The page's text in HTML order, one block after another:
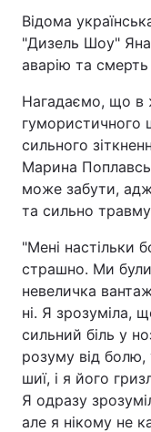
Відома
"Дизель Шоу"
аварію та смерть
Нагадаємо, що в
гумористичного
сильного
Марина
може забути,
та сильно
"Мені настільки
страшно. Ми були
невеличка
ні. Я зрозуміла,
сильний біль у
розуму від
шиї, і я його
Я одразу
але я нікому не